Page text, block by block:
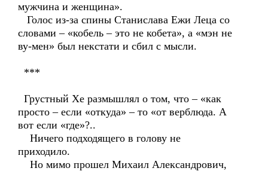
мужчина и женщина».
Голос из-за спины Станислава Ежи Леца со
словами – «кобель – это не кобета», а «мэн не
ву-мен» был некстати и сбил с мысли.
***
Грустный Хе размышлял о том, что – «как
просто – если «откуда» – то «от верблюда. А
вот если «где»?..
Ничего подходящего в голову не
приходило.
Но мимо прошел Михаил Александрович,